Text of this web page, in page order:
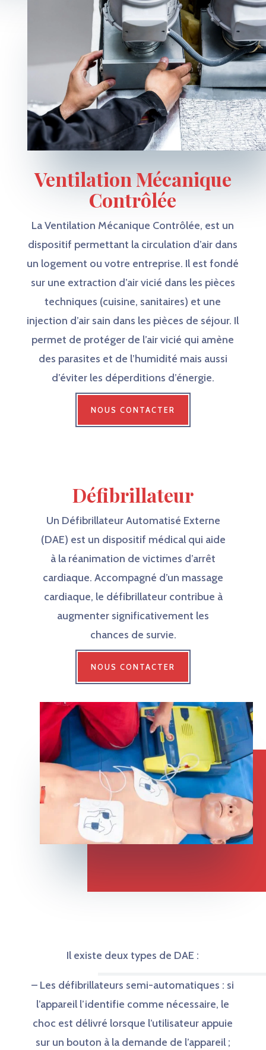
Ventilation Mécanique
Contrôlée
La Ventilation Mécanique Contrôlée, est un
dispositif permettant la circulation d’air dans
un logement ou votre entreprise. Il est fondé
sur une extraction d’air vicié dans les pièces
techniques (cuisine, sanitaires) et une
injection d’air sain dans les pièces de séjour. Il
permet de protéger de l’air vicié qui amène
des parasites et de l’humidité mais aussi
d’éviter les déperditions d’énergie.
NOUS CONTACTER
Défibrillateur
Un Défibrillateur Automatisé Externe
(DAE) est un dispositif médical qui aide
à la réanimation de victimes d’arrêt
cardiaque. Accompagné d’un massage
cardiaque, le défibrillateur contribue à
augmenter significativement les
chances de survie.
NOUS CONTACTER
Il existe deux types de DAE :
– Les défibrillateurs semi-automatiques : si
l’appareil l’identifie comme nécessaire, le
choc est délivré lorsque l’utilisateur appuie
sur un bouton à la demande de l’appareil ;